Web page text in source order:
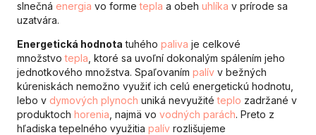
slnečná energia vo forme tepla a obeh uhlíka v prírode sa
uzatvára.
Energetická hodnota tuhého paliva je celkové
množstvo tepla , ktoré sa uvoľní dokonalým spálením jeho
jednotkového množstva. Spaľovaním palív v bežných
kúreniskách nemožno využiť ich celú energetickú hodnotu,
lebo v dymových plynoch uniká nevyužité teplo zadržané v
produktoch horenia , najmä vo vodných parách. Preto z
hľadiska tepelného využitia palív rozlišujeme